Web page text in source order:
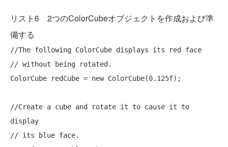
リスト6 2つのColorCubeオブジェクトを作成および準
備する
//The following ColorCube displays its red face
// without being rotated.
ColorCube redCube = new ColorCube(0.125f);
//Create a cube and rotate it to cause it to
display
// its blue face.